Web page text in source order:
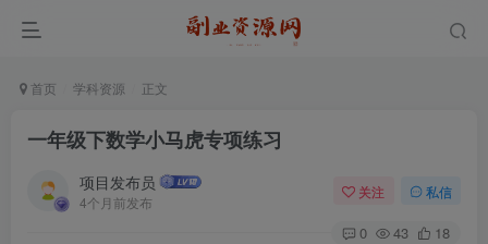
首页 学科资源 正文
一年级下数学小马虎专项练习
项目发布员
4个月前发布
关注 私信
0 43 18